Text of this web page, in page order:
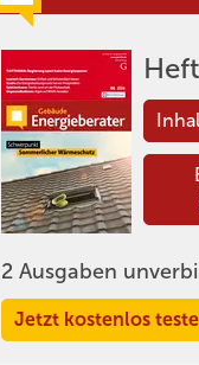
2 Ausgaben
Jetzt kostenlos